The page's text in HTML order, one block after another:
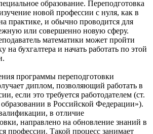
образование. Переподготовка
новой профессии с нуля, как в
практике, и обычно проводится для
или совершенно новую сферу.
математики может пройти
на бухгалтера и начать работать по этой
программы переподготовки
диплом, позволяющий работать в
если это требуется работодателем (ст.
в Российской Федерации»).
в отличие
направлено на обновление знаний в
профессии. Такой процесс занимает